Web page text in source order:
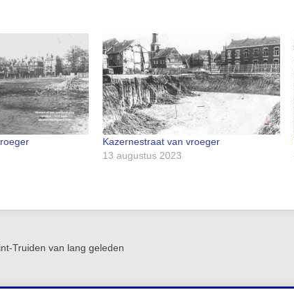
Kazernestraat van vroeger
13 augustus 2023
Truiden van lang geleden